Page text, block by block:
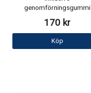
genomförningsgummi
170 kr
Köp